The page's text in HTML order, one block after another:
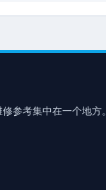
参考集中在一个地方。